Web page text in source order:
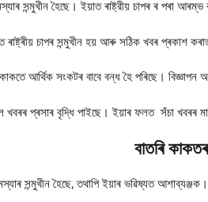
সন্মুখীন হৈছে। ইয়াত ৰাষ্ট্রীয় চাপৰ ৰ পৰা
ৰাষ্ট্ৰীয় চাপৰ সন্মুখীন হয় আৰু সঠিক খবৰ প্ৰকাশ
আৰ্থিক সংকটৰ বাবে বন্ধ হৈ পৰিছে।
খবৰৰ প্ৰসাৰ বৃদ্ধি পাইছে। ইয়াৰ ফলত সঁচা খবৰৰ
বাতৰি
সন্মুখীন হৈছে, তথাপি ইয়াৰ ভৱিষ্যত আশাব্যঞ্জক।